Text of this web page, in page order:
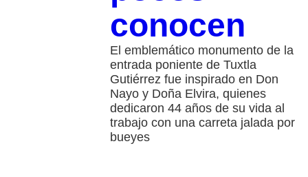
conocen
El emblemático monumento de la
entrada poniente de Tuxtla
Gutiérrez fue inspirado en Don
Nayo y Doña Elvira, quienes
dedicaron 44 años de su vida al
trabajo con una carreta jalada por
bueyes